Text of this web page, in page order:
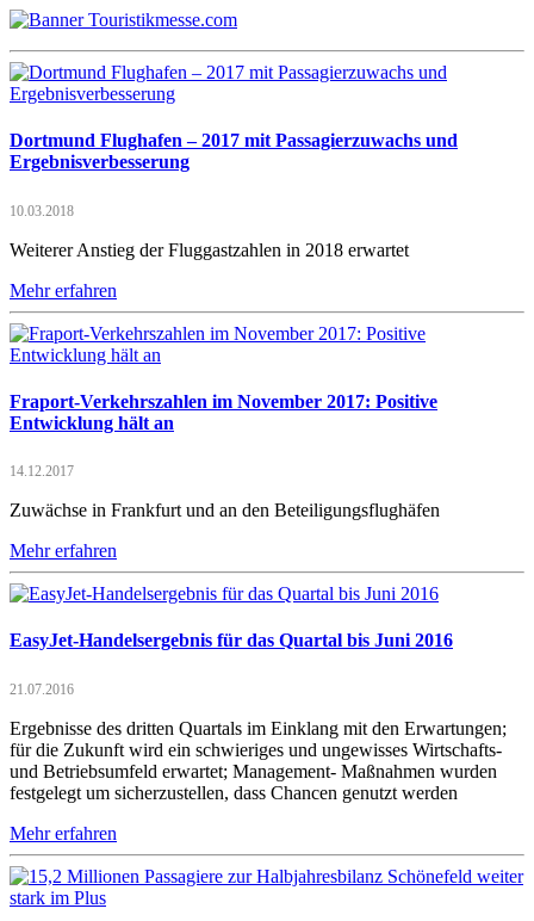
Dortmund Flughafen – 2017 mit Passagierzuwachs und
Ergebnisverbesserung
10.03.2018
Weiterer Anstieg der Fluggastzahlen in 2018 erwartet
Mehr erfahren
Fraport-Verkehrszahlen im November 2017: Positive
Entwicklung hält an
14.12.2017
Zuwächse in Frankfurt und an den Beteiligungsflughäfen
Mehr erfahren
EasyJet-Handelsergebnis für das Quartal bis Juni 2016
21.07.2016
Ergebnisse des dritten Quartals im Einklang mit den Erwartungen;
für die Zukunft wird ein schwieriges und ungewisses Wirtschafts-
und Betriebsumfeld erwartet; Management- Maßnahmen wurden
festgelegt um sicherzustellen, dass Chancen genutzt werden
Mehr erfahren